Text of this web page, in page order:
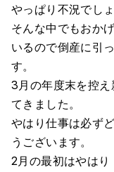
やっぱり不況でし
そんな中でもおか
いるので倒産に引
す。
3月の年度末を控え
てきました。
やはり仕事は必ず
うございます。
2月の最初はやはり